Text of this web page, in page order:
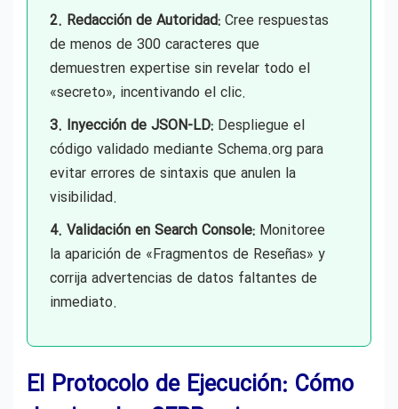
2. Redacción de Autoridad: Cree respuestas
de menos de 300 caracteres que
demuestren expertise sin revelar todo el
«secreto», incentivando el clic.
3. Inyección de JSON-LD: Despliegue el
código validado mediante Schema.org para
evitar errores de sintaxis que anulen la
visibilidad.
4. Validación en Search Console: Monitoree
la aparición de «Fragmentos de Reseñas» y
corrija advertencias de datos faltantes de
inmediato.
El Protocolo de Ejecución: Cómo